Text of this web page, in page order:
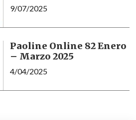
9/07/2025
Paoline Online 82 Enero
– Marzo 2025
4/04/2025